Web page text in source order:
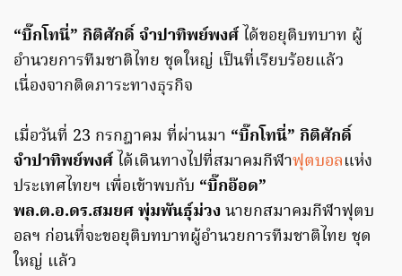
“บิ๊กโทนี่” กิติศักดิ์ จำปาทิพย์พงศ์ ได้ขอยุติบทบาท ผู้
อำนวยการทีมชาติไทย ชุดใหญ่ เป็นที่เรียบร้อยแล้ว
เนื่องจากติดภาระทางธุรกิจ
เมื่อวันที่ 23 กรกฎาคม ที่ผ่านมา “บิ๊กโทนี่” กิติศักดิ์
จำปาทิพย์พงศ์ ได้เดินทางไปที่สมาคมกีฬาฟุตบอลแห่ง
ประเทศไทยฯ เพื่อเข้าพบกับ “บิ๊กอ๊อด”
พล.ต.อ.ดร.สมยศ พุ่มพันธุ์ม่วงนายกสมาคมกีฬาฟุตบ
อลฯ ก่อนที่จะขอยุติบทบาทผู้อำนวยการทีมชาติไทย ชุด
ใหญ่ แล้ว